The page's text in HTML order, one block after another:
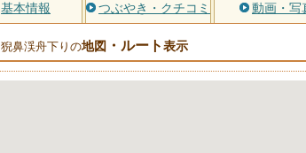
基本情報 つぶやき・クチコミ 動画・写
猊鼻渓舟下りの地図 ・ルート表示